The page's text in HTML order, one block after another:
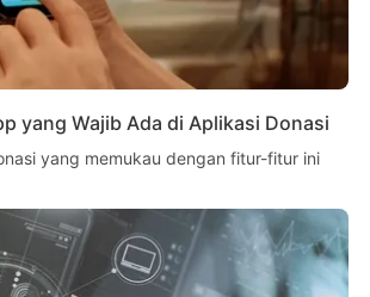
yang Wajib Ada di Aplikasi Donasi
yang memukau dengan fitur-fitur ini